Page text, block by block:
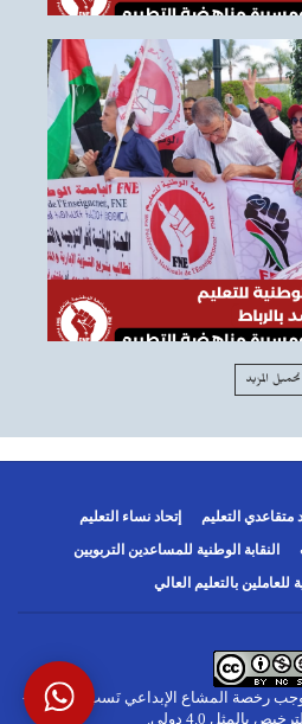
تحميل المزيد
متقاعدي التعليم
إتحاد نساء التعليم
النقابة الوطنية للمساعدين التربويين
للعاملين بالتعليم العالي
رخصة المشاع الإبداعي نَسب المُصنَّف -
بالمثل 4.0 دولي
.